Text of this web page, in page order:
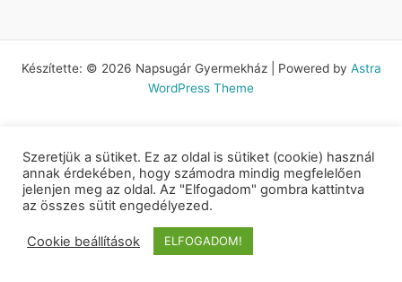
Készítette: © 2026 Napsugár Gyermekház | Powered by Astra
WordPress Theme
Szeretjük a sütiket. Ez az oldal is sütiket (cookie) használ
annak érdekében, hogy számodra mindig megfelelően
jelenjen meg az oldal. Az "Elfogadom" gombra kattintva
az összes sütit engedélyezed.
Cookie beállítások ELFOGADOM!